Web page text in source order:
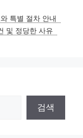
특별 절차 안내
및 정당한 사유
검색